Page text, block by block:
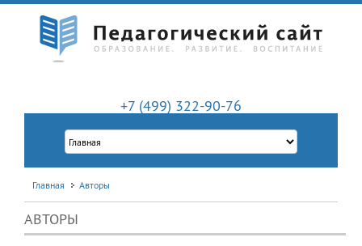
+7 (499) 322-90-76
Главная Авторы
АВТОРЫ